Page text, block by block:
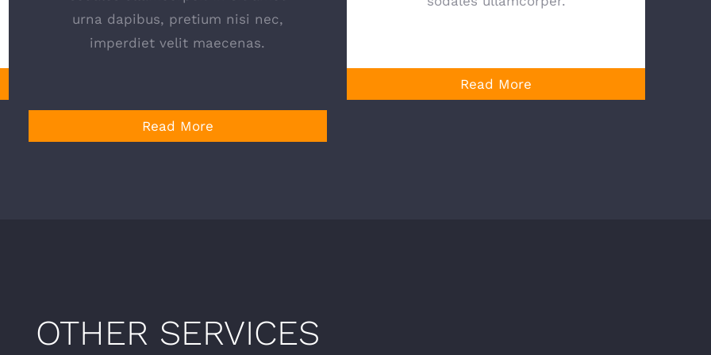
urna dapibus, pretium nisi nec,
imperdiet velit maecenas.
Read More
Read More
OTHER SERVICES